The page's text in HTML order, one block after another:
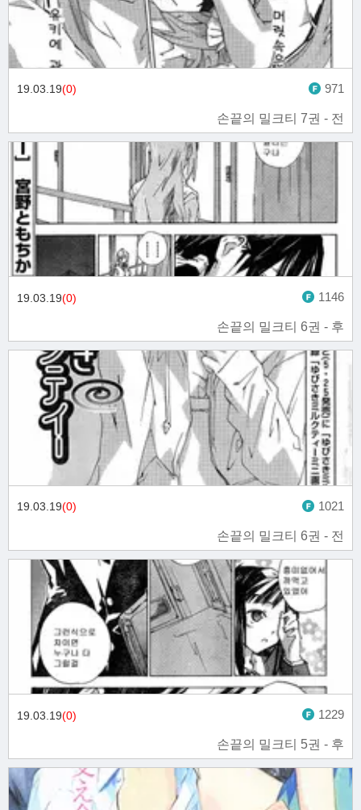
손끝의 밀크티 7권 - 전
19.03.19(0) 971
손끝의 밀크티 6권 - 후
19.03.19(0) 1146
손끝의 밀크티 6권 - 전
19.03.19(0) 1021
손끝의 밀크티 5권 - 후
19.03.19(0) 1229